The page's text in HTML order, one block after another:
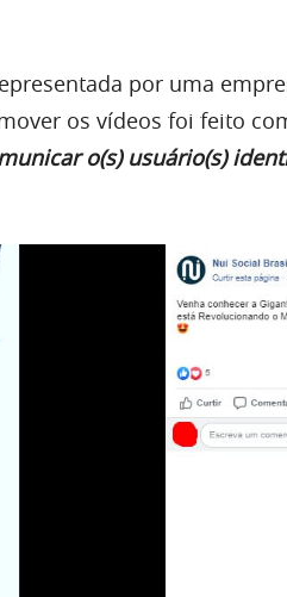
por uma
os vídeos foi feito
o(s) usuário(s)